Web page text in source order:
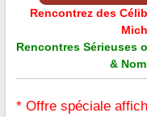
Rencontrez des
Rencontres Sérieuses
&
* Offre spéciale